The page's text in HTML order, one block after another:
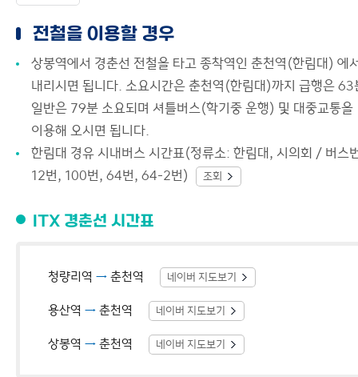
전철을 이용할 경우
상봉역에서 경춘선 전철을 타고 종착역인 춘천역(한림대) 에
내리시면 됩니다. 소요시간은 춘천역(한림대)까지 급행은 63
일반은 79분 소요되며 셔틀버스(학기중 운행) 및 대중교통을
이용해 오시면 됩니다.
한림대 경유 시내버스 시간표(정류소: 한림대, 시의회 / 버스
12번, 100번, 64번, 64-2번)
조회
ITX 경춘선 시간표
청량리역 → 춘천역 네이버 지도보기
용산역 → 춘천역 네이버 지도보기
상봉역 → 춘천역 네이버 지도보기